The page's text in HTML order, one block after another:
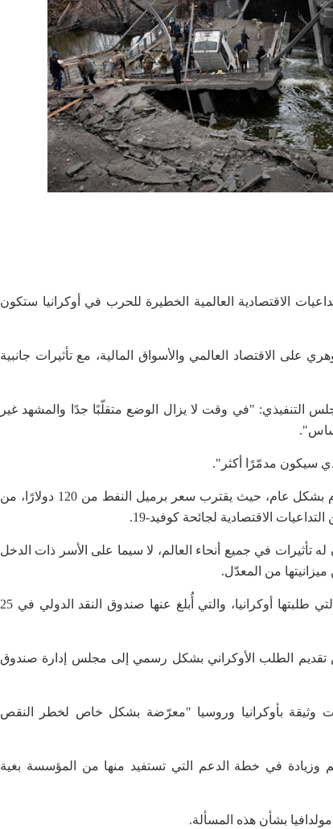
الاقتصادية العالمية الخطيرة للحرب في أوكرانيا ستكون
الاقتصاد العالمي والأسواق المالية، مع تأثيرات جانبية
التنفيذي: "في وقت لا يزال الوضع متقلّبًا جدًا والمشهد غير
سيكون مدمّرًا أكثر".
ويُزيد الارتفاع الكبير في أسعار الطاقة والمواد الخام بشكل عام، حيث يقترب سعر برميل النفط من 120 دولارًا، من
الاقتصادية لجائحة كوفيد-19.
تأثيرات في جميع أنحاء العالم، لا سيما على الأسر ذات الدخل
من المعدّل.
وأشار الصندوق إلى أنّ المساعدة المالية الطارئة التي طلبتها أوكرانيا، والتي أُبلغ عنها صندوق النقد الدولي في 25
تقديم الطلب الأوكراني بشكل رسمي إلى مجلس إدارة صندوق
وثيقة بأوكرانيا وروسيا "معرّضة بشكل خاص لخطر النقص
وزيادة في خطة الدعم التي تستفيد منها من المؤسسة بغية
بشأن هذه المسألة.